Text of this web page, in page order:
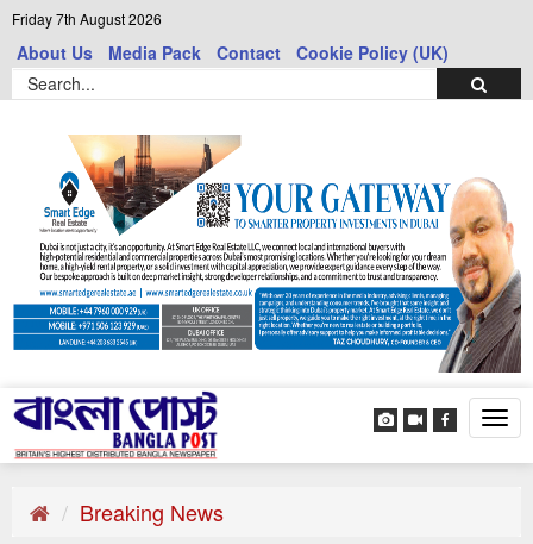
Friday 7th August 2026
About Us Media Pack Contact Cookie Policy (UK)
Breaking News